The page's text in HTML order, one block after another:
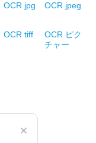
OCR jpg OCR jpeg
OCR tiff
OCR ピク
チャー